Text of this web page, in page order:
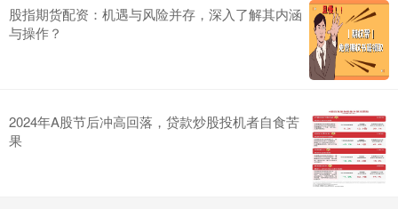
股指期货配资：机遇与风险并存，深入了解其内涵
与操作？
2024年A股节后冲高回落，贷款炒股投机者自食苦
果